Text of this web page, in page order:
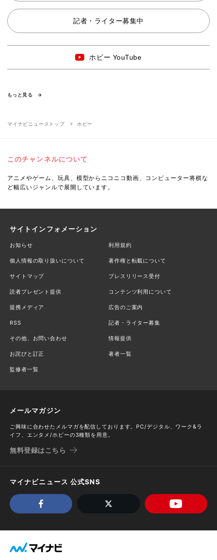
記者・ライター募集中
ホビー YouTube
もっと見る
マイナビニューストップ ホビー
このチャンネルについて
アニメやゲーム、玩具、模型からニコニコ動画、コンピューター将棋な
ど幅広いジャンルで展開しています。
サイトインフォメーション
お知らせ 利用規約
個人情報の取り扱いについて 著作権と転載について
サイトマップ プレスリリース受付
読者プレゼント提供 コンテンツ利用について
提携メディア 広告のご案内
RSS 記者・ライター募集
その他、お問い合わせ 情報提供
お詫びと訂正 著者一覧
監修者一覧
メールマガジン
ご興味に合わせたメルマガを配信しております。PC/デジタル、ワーク&ラ
イフ、エンタメ/ホビーの3種類を用意。
無料登録はこちら
マイナビニュース 公式SNS